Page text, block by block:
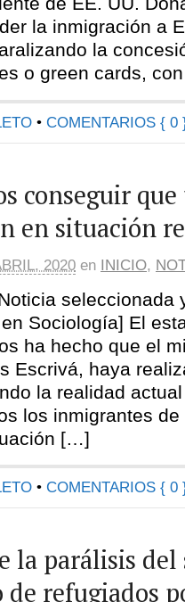
la inmigración a
la
o green cards,
• COMENTARIOS { 0
conseguir
en situación
2020 en INICIO,
seleccionada
Sociología] El
ha hecho que el
Escrivá, haya
la realidad
los inmigrantes
[…]
• COMENTARIOS { 0
la parálisis del
de refugiados